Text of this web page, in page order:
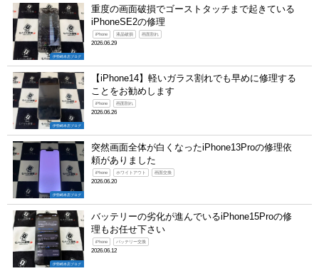
伊勢崎本店ブログ
重度の画面破損でゴーストタッチまで起きている
iPhoneSE2の修理
iPhone 液晶破損 画面割れ
2026.06.29
伊勢崎本店ブログ
【iPhone14】軽いガラス割れでも早めに修理する
ことをお勧めします
iPhone 画面割れ
2026.06.26
伊勢崎本店ブログ
突然画面全体が白くなったiPhone13Proの修理依
頼がありました
iPhone ホワイトアウト 画面交換
2026.06.20
伊勢崎本店ブログ
バッテリーの劣化が進んでいるiPhone15Proの修
理もお任せ下さい
iPhone バッテリー交換
2026.06.12